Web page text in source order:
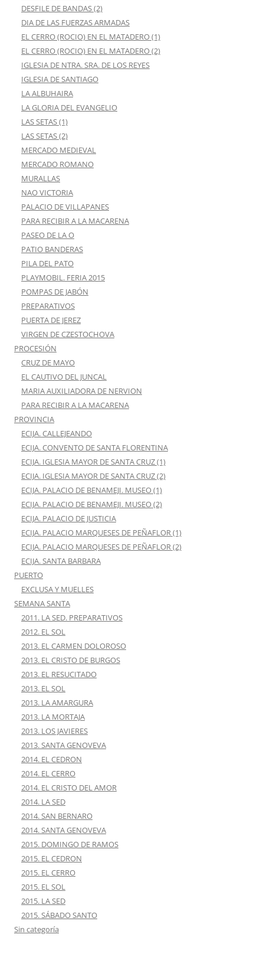
DESFILE DE BANDAS (2)
DIA DE LAS FUERZAS ARMADAS
EL CERRO (ROCIO) EN EL MATADERO (1)
EL CERRO (ROCIO) EN EL MATADERO (2)
IGLESIA DE NTRA. SRA. DE LOS REYES
IGLESIA DE SANTIAGO
LA ALBUHAIRA
LA GLORIA DEL EVANGELIO
LAS SETAS (1)
LAS SETAS (2)
MERCADO MEDIEVAL
MERCADO ROMANO
MURALLAS
NAO VICTORIA
PALACIO DE VILLAPANES
PARA RECIBIR A LA MACARENA
PASEO DE LA O
PATIO BANDERAS
PILA DEL PATO
PLAYMOBIL. FERIA 2015
POMPAS DE JABÓN
PREPARATIVOS
PUERTA DE JEREZ
VIRGEN DE CZESTOCHOVA
PROCESIÓN
CRUZ DE MAYO
EL CAUTIVO DEL JUNCAL
MARIA AUXILIADORA DE NERVION
PARA RECIBIR A LA MACARENA
PROVINCIA
ECIJA. CALLEJEANDO
ECIJA. CONVENTO DE SANTA FLORENTINA
ECIJA. IGLESIA MAYOR DE SANTA CRUZ (1)
ECIJA. IGLESIA MAYOR DE SANTA CRUZ (2)
ECIJA. PALACIO DE BENAMEJI. MUSEO (1)
ECIJA. PALACIO DE BENAMEJI. MUSEO (2)
ECIJA. PALACIO DE JUSTICIA
ECIJA. PALACIO MARQUESES DE PEÑAFLOR (1)
ECIJA. PALACIO MARQUESES DE PEÑAFLOR (2)
ECIJA. SANTA BARBARA
PUERTO
EXCLUSA Y MUELLES
SEMANA SANTA
2011. LA SED. PREPARATIVOS
2012. EL SOL
2013. EL CARMEN DOLOROSO
2013. EL CRISTO DE BURGOS
2013. EL RESUCITADO
2013. EL SOL
2013. LA AMARGURA
2013. LA MORTAJA
2013. LOS JAVIERES
2013. SANTA GENOVEVA
2014. EL CEDRON
2014. EL CERRO
2014. EL CRISTO DEL AMOR
2014. LA SED
2014. SAN BERNARO
2014. SANTA GENOVEVA
2015. DOMINGO DE RAMOS
2015. EL CEDRON
2015. EL CERRO
2015. EL SOL
2015. LA SED
2015. SÁBADO SANTO
Sin categoría